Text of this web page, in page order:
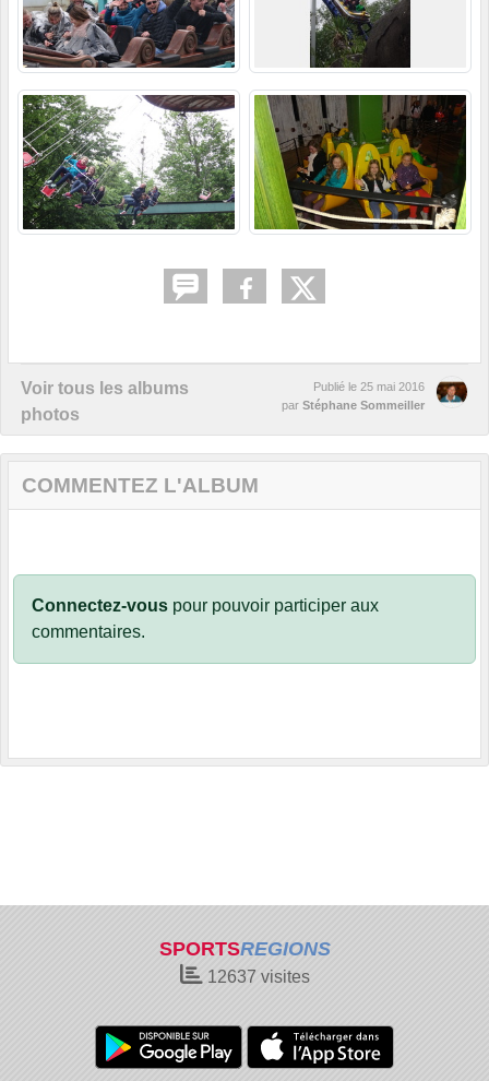
Voir tous les albums
photos
Publié le 25 mai 2016
par Stéphane Sommeiller
COMMENTEZ L'ALBUM
Connectez-vous pour pouvoir participer aux
commentaires.
SPORTSREGIONS
12637 visites